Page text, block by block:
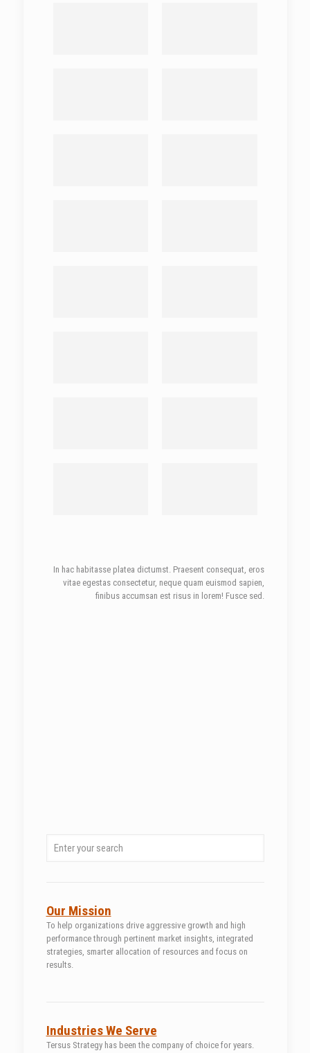
In hac habitasse platea dictumst. Praesent consequat, eros
vitae egestas consectetur, neque quam euismod sapien,
finibus accumsan est risus in lorem! Fusce sed.
Our Mission
To help organizations drive aggressive growth and high
performance through pertinent market insights, integrated
strategies, smarter allocation of resources and focus on
results.
Industries We Serve
Tersus Strategy has been the company of choice for years.